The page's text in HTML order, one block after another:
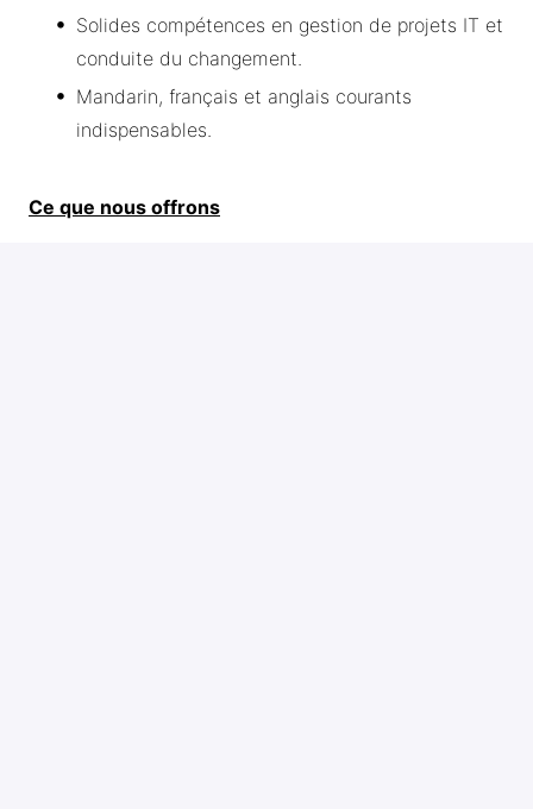
Solides compétences en gestion de projets IT et
conduite du changement.
Mandarin, français et anglais courants
indispensables.
Ce que nous offrons